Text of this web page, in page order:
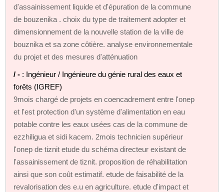
d'assainissement liquide et d'épuration de la commune
de bouzenika . choix du type de traitement adopter et
dimensionnement de la nouvelle station de la ville de
bouznika et sa zone côtière. analyse environnementale
du projet et des mesures d'atténuation
/ - : Ingénieur / Ingénieure du génie rural des eaux et
forêts (IGREF)
9mois chargé de projets en coencadrement entre l'onep
et l'est protection d'un système d'alimentation en eau
potable contre les eaux usées cas de la commune de
ezzhiligua et sidi kacem. 2mois technicien supérieur
l'onep de tiznit etude du schéma directeur existant de
l'assainissement de tiznit. proposition de réhabilitation
ainsi que son coût estimatif. etude de faisabilité de la
revalorisation des e.u en agriculture. etude d'impact et